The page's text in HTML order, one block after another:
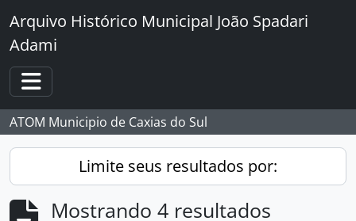
Skip to main content
Arquivo Histórico Municipal João Spadari
Adami
Toggle navigation
ATOM Municipio de Caxias do Sul
Limite seus resultados por:
Mostrando 4 resultados